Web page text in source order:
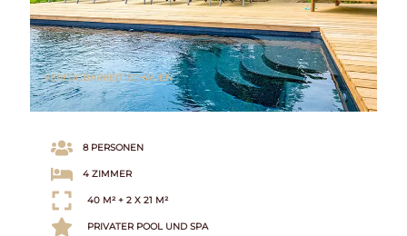
VERFÜGBARKEIT SCHAUEN
8 PERSONEN
4 ZIMMER
40 M² + 2 X 21 M²
PRIVATER POOL UND SPA